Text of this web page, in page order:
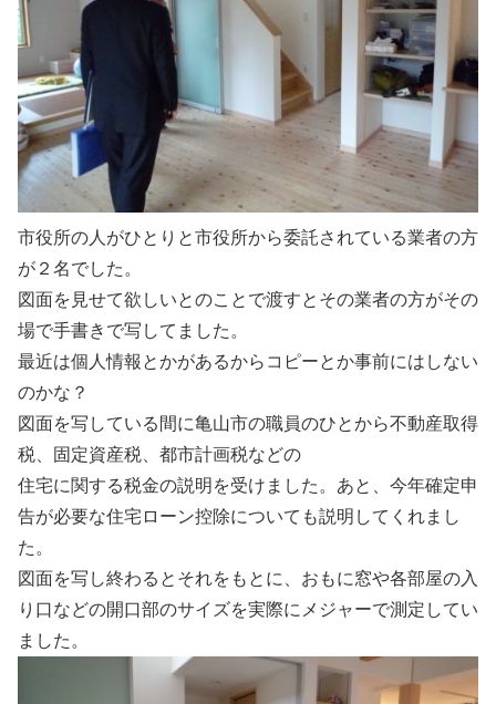
市役所の人がひとりと市役所から委託されている業者の方
が２名でした。
図面を見せて欲しいとのことで渡すとその業者の方がその
場で手書きで写してました。
最近は個人情報とかがあるからコピーとか事前にはしない
のかな？
図面を写している間に亀山市の職員のひとから不動産取得
税、固定資産税、都市計画税などの
住宅に関する税金の説明を受けました。あと、今年確定申
告が必要な住宅ローン控除についても説明してくれまし
た。
図面を写し終わるとそれをもとに、おもに窓や各部屋の入
り口などの開口部のサイズを実際にメジャーで測定してい
ました。